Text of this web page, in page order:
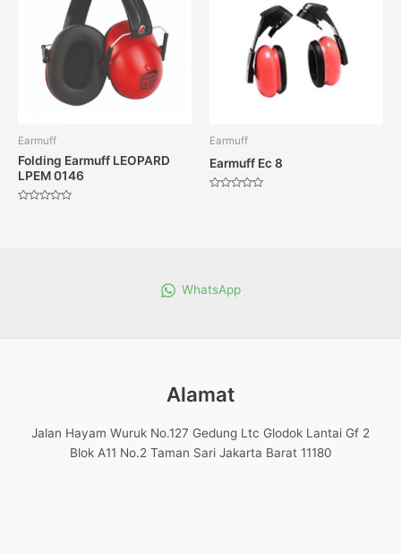
Earmuff
Folding Earmuff LEOPARD
LPEM 0146
Earmuff
Earmuff Ec 8
WhatsApp
Alamat
Jalan Hayam Wuruk No.127 Gedung Ltc Glodok Lantai Gf 2
Blok A11 No.2 Taman Sari Jakarta Barat 11180